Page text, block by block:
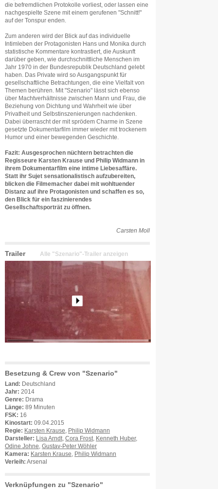
die befremdlichen Protokolle vorliest, oder lassen eine
nachgespielte Szene mit einem gerufenen "Schnitt!"
auf der Tonspur enden.
Zum anderen wird der Blick auf das individuelle
Intimleben der Protagonisten Hans und Monika durch
statistische Kommentare kontrastiert, die Auskunft
darüber geben, wie durchschnittliche Menschen im
Jahr 1970 in der Bundesrepublik Deutschland gelebt
haben. Das Private wird so Ausgangspunkt für
gesellschaftliche Betrachtungen, die eine Vielfalt von
Themen berühren. Mit "Szenario" lässt sich ebenso
über Machtverhältnisse zwischen Mann und Frau, die
Beziehung von Dichtung und Wahrheit wie über
Privatheit und Selbstinszenierungen nachdenken.
Dabei überrascht der mit sprödem Charme in Szene
gesetzte Dokumentarfilm immer wieder mit trockenem
Humor und einer bewegenden Geschichte.
Fazit: Ausgesprochen nüchtern betrachten die
Regisseure Karsten Krause und Philip Widmann in
ihrem Dokumentarfilm eine intime Liebesaffäre.
Statt ihr Sujet sensationalistisch aufzubereiten,
blicken die Filmemacher dabei mit wohltuender
Distanz auf ihre Protagonisten und schaffen es so,
den Blick für ein faszinierendes
Gesellschaftsporträt zu öffnen.
Carsten Moll
Trailer Alle "Szenario"-Trailer anzeigen
Besetzung & Crew von "Szenario"
Land: Deutschland
Jahr: 2014
Genre: Drama
Länge: 89 Minuten
FSK: 16
Kinostart: 09.04.2015
Regie: Karsten Krause
Philip Widmann
Darsteller:
Lisa Arndt Cora Frost Kenneth Huber,
Odine Johne Gustav-Peter Wöhler
Kamera: Karsten Krause
Philip Widmann
Verleih: Arsenal
Verknüpfungen zu "Szenario"